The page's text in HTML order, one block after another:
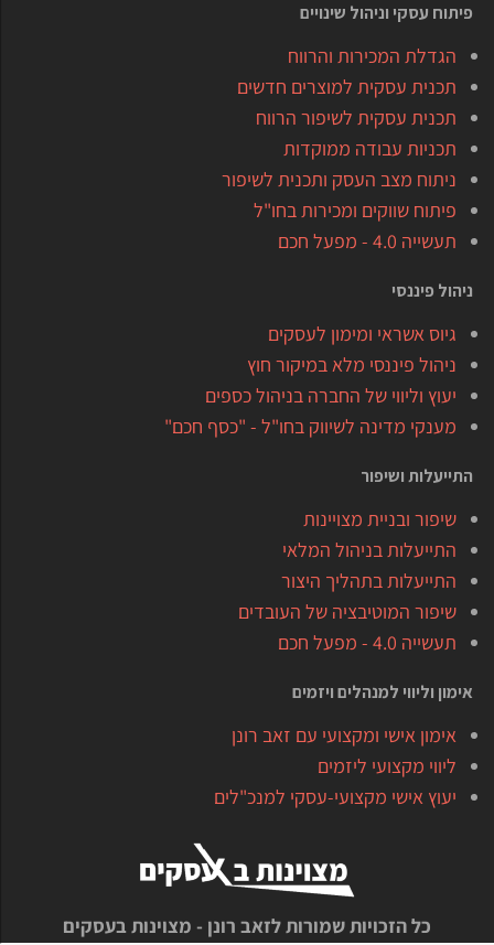
פיתוח עסקי וניהול שינויים
הגדלת המכירות והרווח
תכנית עסקית למוצרים חדשים
תכנית עסקית לשיפור הרווח
תכניות עבודה ממוקדות
ניתוח מצב העסק ותכנית לשיפור
פיתוח שווקים ומכירות בחו"ל
תעשייה 4.0 - מפעל חכם
ניהול פיננסי
גיוס אשראי ומימון לעסקים
ניהול פיננסי מלא במיקור חוץ
יעוץ וליווי של החברה בניהול כספים
מענקי מדינה לשיווק בחו"ל - "כסף חכם"
התייעלות ושיפור
שיפור ובניית מצויינות
התייעלות בניהול המלאי
התייעלות בתהליך היצור
שיפור המוטיבציה של העובדים
תעשייה 4.0 - מפעל חכם
אימון וליווי למנהלים ויזמים
אימון אישי ומקצועי עם זאב רונן
ליווי מקצועי ליזמים
יעוץ אישי מקצועי-עסקי למנכ"לים
כל הזכויות שמורות לזאב רונן - מצוינות בעסקים